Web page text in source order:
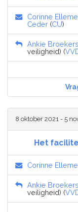
Corinne
Ceder (CU)
Ankie
veiligheid) (
8 oktober 2021 - 5
Het
Corinne
Ankie
veiligheid) (